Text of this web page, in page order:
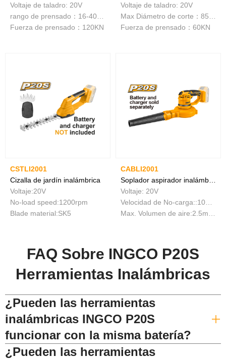
Voltaje de taladro: 20V
Fuerza de prensado：120KN
Voltaje de taladro: 20V
Fuerza de prensado：60KN
CSTLI2001
Cizalla de jardín inalámbrica
Voltaje:20V
No-load speed:1200rpm
Blade material:SK5
CABLI2001
Voltaje: 20V
FAQ Sobre INGCO P20S
Herramientas Inalámbricas
¿Pueden las herramientas
inalámbricas INGCO P20S
funcionar con la misma batería?
¿Pueden las herramientas